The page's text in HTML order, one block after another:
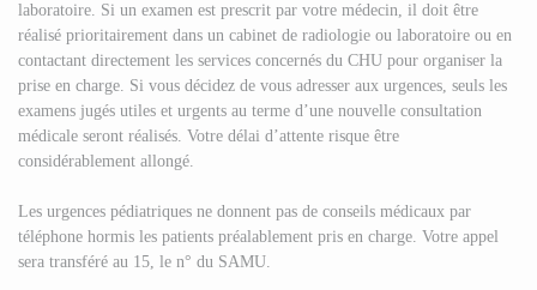
laboratoire. Si un examen est prescrit par votre médecin, il doit être
réalisé prioritairement dans un cabinet de radiologie ou laboratoire ou en
contactant directement les services concernés du CHU pour organiser la
prise en charge. Si vous décidez de vous adresser aux urgences, seuls les
examens jugés utiles et urgents au terme d’une nouvelle consultation
médicale seront réalisés. Votre délai d’attente risque être
considérablement allongé.
Les urgences pédiatriques ne donnent pas de conseils médicaux par
téléphone hormis les patients préalablement pris en charge. Votre appel
sera transféré au 15, le n° du SAMU.